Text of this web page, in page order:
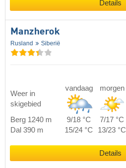
Details
Manzherok
Rusland Siberië
Weer in
skigebied
vandaag morgen
Berg 1240 m 9/18 °C 7/17 °C
Dal 390 m
15/24 °C 13/23 °C
Details